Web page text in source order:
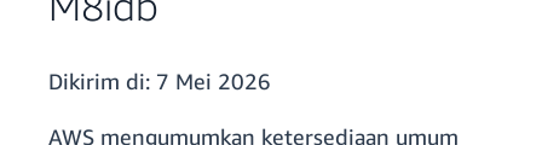
Dikirim di: 7 Mei 2026
AWS mengumumkan ketersediaan umum